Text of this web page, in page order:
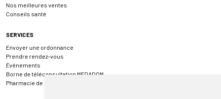
Nos meilleures ventes
Conseils santé
SERVICES
Envoyer une ordonnance
Prendre rendez-vous
Événements
Borne de téléconsultation MEDADOM
Pharmacie de garde